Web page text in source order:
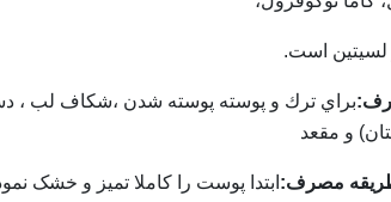
لسیتین است.
براي ترك و پوسته پوسته شدن ،شكاف لب ،
و مقعد
مصرف: ابتدا پوست را کاملا تمیز و خشک